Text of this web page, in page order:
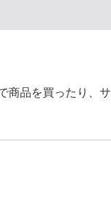
商品を買ったり、サ